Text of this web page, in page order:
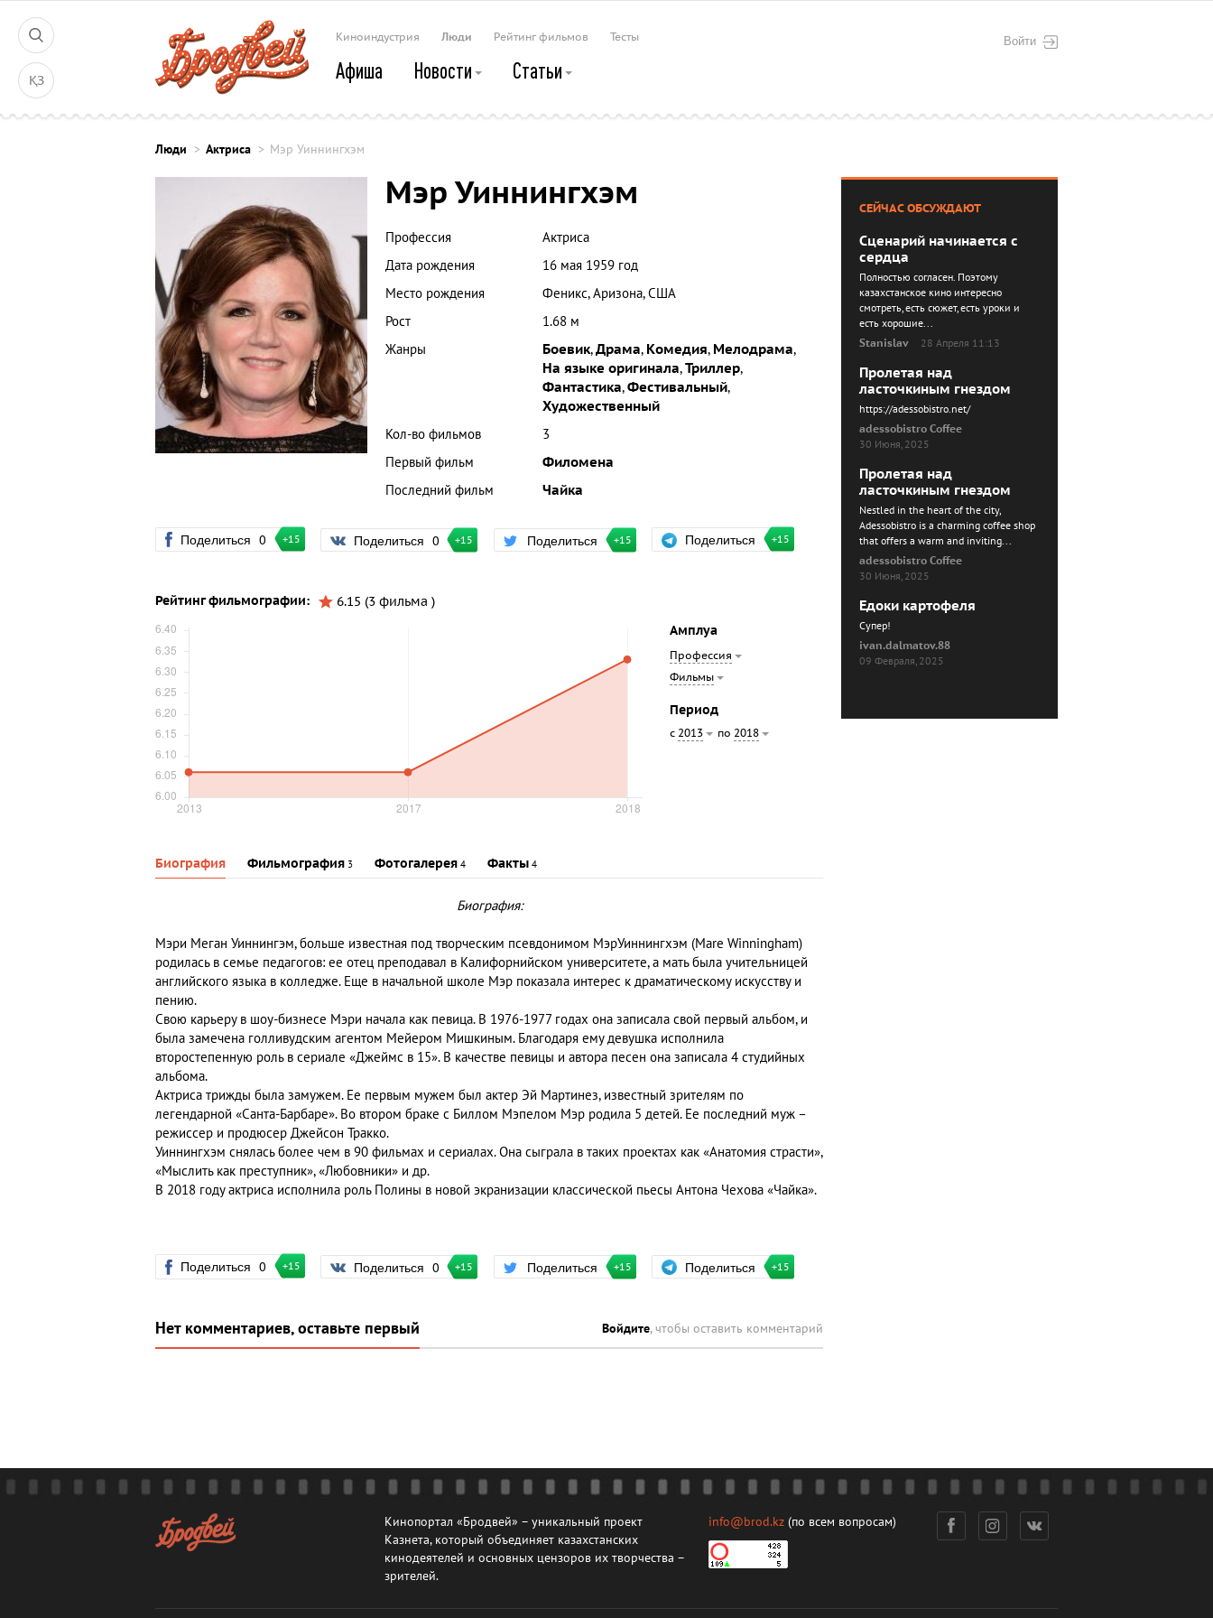
ҚЗ
Войти
Киноиндустрия Люди Рейтинг фильмов Тесты
Афиша Новости Статьи
Люди Актриса Мэр Уиннингхэм
Мэр Уиннингхэм
Профессия
Актриса
Дата рождения
16 мая 1959 год
Место рождения
Феникс, Аризона, США
Рост
1.68 м
Жанры
Боевик,Драма, Комедия, Мелодрама,
На языке оригинала,Триллер,
Фантастика,Фестивальный,
Художественный
Кол-во фильмов
3
Первый фильм
Филомена
Последний фильм
Чайка
Поделиться 0 +15 Поделиться 0 +15 Поделиться +15 Поделиться +15
Рейтинг фильмографии:
6.15 (3 фильма )
Амплуа
Профессия
Фильмы
Период
с 2013 по 2018
Биография Фильмография 3 Фотогалерея 4 Факты 4
Биография:
Мэри Меган Уиннингэм, больше известная под творческим псевдонимом МэрУиннингхэм (Mare Winningham)
родилась в семье педагогов: ее отец преподавал в Калифорнийском университете, а мать была учительницей
английского языка в колледже. Еще в начальной школе Мэр показала интерес к драматическому искусству и
пению.
Свою карьеру в шоу-бизнесе Мэри начала как певица. В 1976-1977 годах она записала свой первый альбом, и
была замечена голливудским агентом Мейером Мишкиным. Благодаря ему девушка исполнила
второстепенную роль в сериале «Джеймс в 15». В качестве певицы и автора песен она записала 4 студийных
альбома.
Актриса трижды была замужем. Ее первым мужем был актер Эй Мартинез, известный зрителям по
легендарной «Санта-Барбаре». Во втором браке с Биллом Мэпелом Мэр родила 5 детей. Ее последний муж –
режиссер и продюсер Джейсон Тракко.
Уиннингхэм снялась более чем в 90 фильмах и сериалах. Она сыграла в таких проектах как «Анатомия страсти»,
«Мыслить как преступник», «Любовники» и др.
В 2018 году актриса исполнила роль Полины в новой экранизации классической пьесы Антона Чехова «Чайка».
Поделиться 0 +15 Поделиться 0 +15 Поделиться +15 Поделиться +15
Нет комментариев, оставьте первый Войдите, чтобы оставить комментарий
СЕЙЧАС ОБСУЖДАЮТ
Сценарий начинается с
сердца
Полностью согласен. Поэтому
казахстанское кино интересно
смотреть, есть сюжет, есть уроки и
есть хорошие...
Stanislav
28 Апреля 11:13
Пролетая над
ласточкиным гнездом
https://adessobistro.net/
adessobistro Coffee
30 Июня, 2025
Пролетая над
ласточкиным гнездом
Nestled in the heart of the city,
Adessobistro is a charming coffee shop
that offers a warm and inviting...
adessobistro Coffee
30 Июня, 2025
Едоки картофеля
Cупер!
ivan.dalmatov.88
09 Февраля, 2025
Кинопортал «Бродвей» – уникальный проект
Казнета, который объединяет казахстанских
кинодеятелей и основных цензоров их творчества –
зрителей.
info@brod.kz (по всем вопросам)